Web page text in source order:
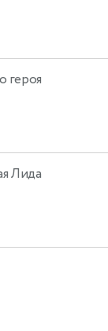
героя
Лида